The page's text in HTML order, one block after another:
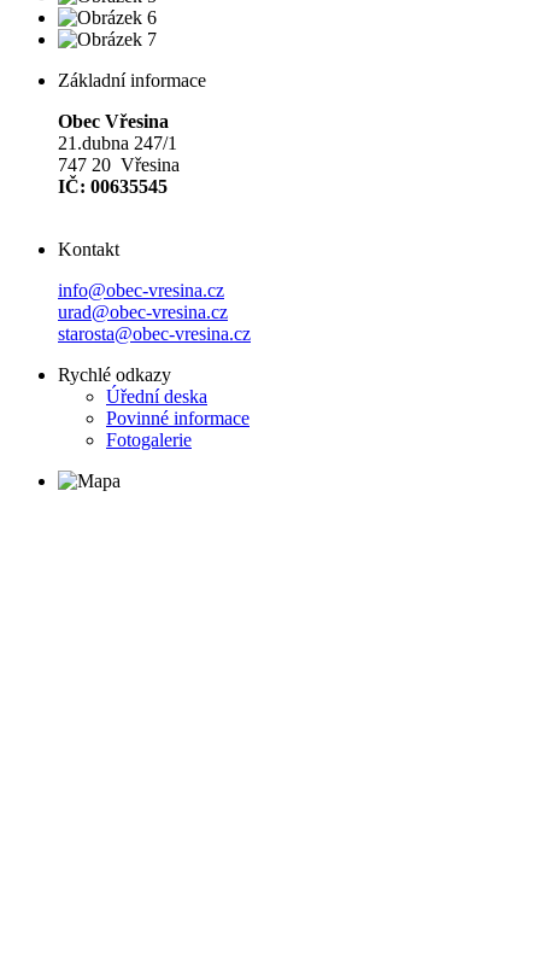
Základní informace
Obec Vřesina
21.dubna 247/1
747 20 Vřesina
IČ: 00635545
Kontakt
info@obec-vresina.cz
urad@obec-vresina.cz
starosta@obec-vresina.cz
Rychlé odkazy
Úřední deska
Povinné informace
Fotogalerie